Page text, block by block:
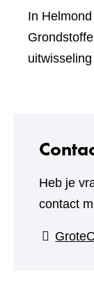
In
Heb je
contact